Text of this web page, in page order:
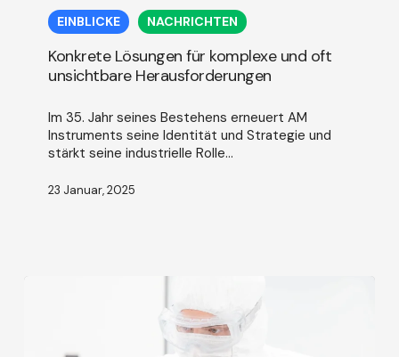
Lösungen
komplexe
Herausforderungen
EINBLICKE NACHRICHTEN
Konkrete Lösungen für komplexe und oft
unsichtbare Herausforderungen
Im 35. Jahr seines Bestehens erneuert AM
Instruments seine Identität und Strategie und
stärkt seine industrielle Rolle...
23 Januar, 2025